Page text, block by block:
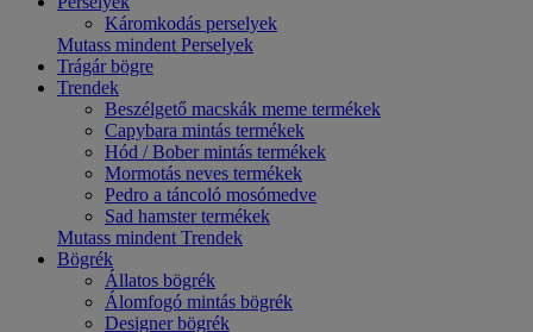
Káromkodás perselyek
Mutass mindent Perselyek
Trágár bögre
Trendek
Beszélgető macskák meme termékek
Capybara mintás termékek
Hód / Bober mintás termékek
Mormotás neves termékek
Pedro a táncoló mosómedve
Sad hamster termékek
Mutass mindent Trendek
Bögrék
Állatos bögrék
Álomfogó mintás bögrék
Designer bögrék